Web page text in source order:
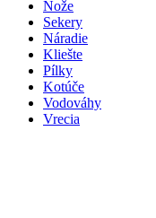
Nože
Sekery
Náradie
Kliešte
Pílky
Kotúče
Vodováhy
Vrecia